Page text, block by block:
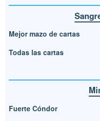
Mejor mazo de cartas
Todas las cartas
Fuerte Cóndor